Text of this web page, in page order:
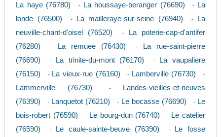
La haye (76780) - La houssaye-beranger (76690) - La
londe (76500)
- La mailleraye-sur-seine (76940) -
La
neuville-chant-d'oisel (76520)
-
La poterie-cap-d'antifer
(76280)
- La remuee (76430) -
La rue-saint-pierre
(76690)
- La trinite-du-mont (76170) -
La vaupaliere
(76150)
- La vieux-rue (76160) - Lamberville (76730) -
Lammerville (76730) -
Landes-vieilles-et-neuves
(76390)
- Lanquetot (76210) - Le bocasse (76690) - Le
bois-robert (76590)
- Le bourg-dun (76740) - Le catelier
(76590)
- Le caule-sainte-beuve (76390) -
Le fosse